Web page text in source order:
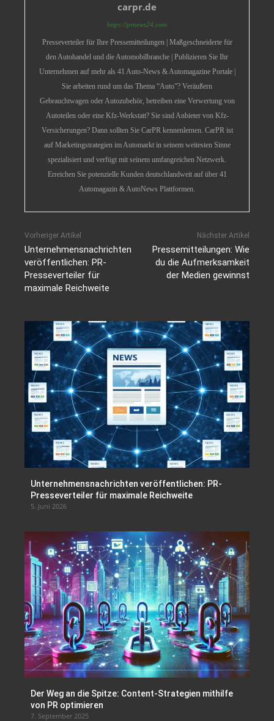
carpr.de
https://prnews24.com
Presseverteiler für Ihre Pressemitteilungen | Maßgeschneiderte für
den Autohandel und die Automobilbranche | Publizieren Sie Ihr
Unternehmen auf mehr als 41 Auto-News & Automagazine Portale |
Sie arbeiten rund um das Thema “Auto”? Veräußern
Gebrauchtwagen oder Autozubehör, betreiben eine Verwertung von
Autoteilen oder eine Kfz-Werkstatt? Sie sind Anbieter von Kfz-
Versicherungen? Dann sollten Sie CarPR kennenlernen. CarPR ist
auf Marketingstrategien im Automarkt in seinem weitesten Sinne
spezialisiert und verfügt mit seinem umfangreichen Netzwerk.
Erreichen Sie potenzielle Kunden deutschlandweit auf über 41
Automagazin & AutoNews Plattformen.
Vorheriger Artikel
Unternehmensnachrichten
veröffentlichen: PR-
Presseverteiler für
maximale Reichweite
Nächster Artikel
Pressemitteilungen: Wie
du die Aufmerksamkeit
der Medien gewinnst
Unternehmensnachrichten veröffentlichen: PR-
Presseverteiler für maximale Reichweite
5. Juni 2026
Der Weg an die Spitze: Content-Strategien mithilfe
von PR optimieren
7. September 2025